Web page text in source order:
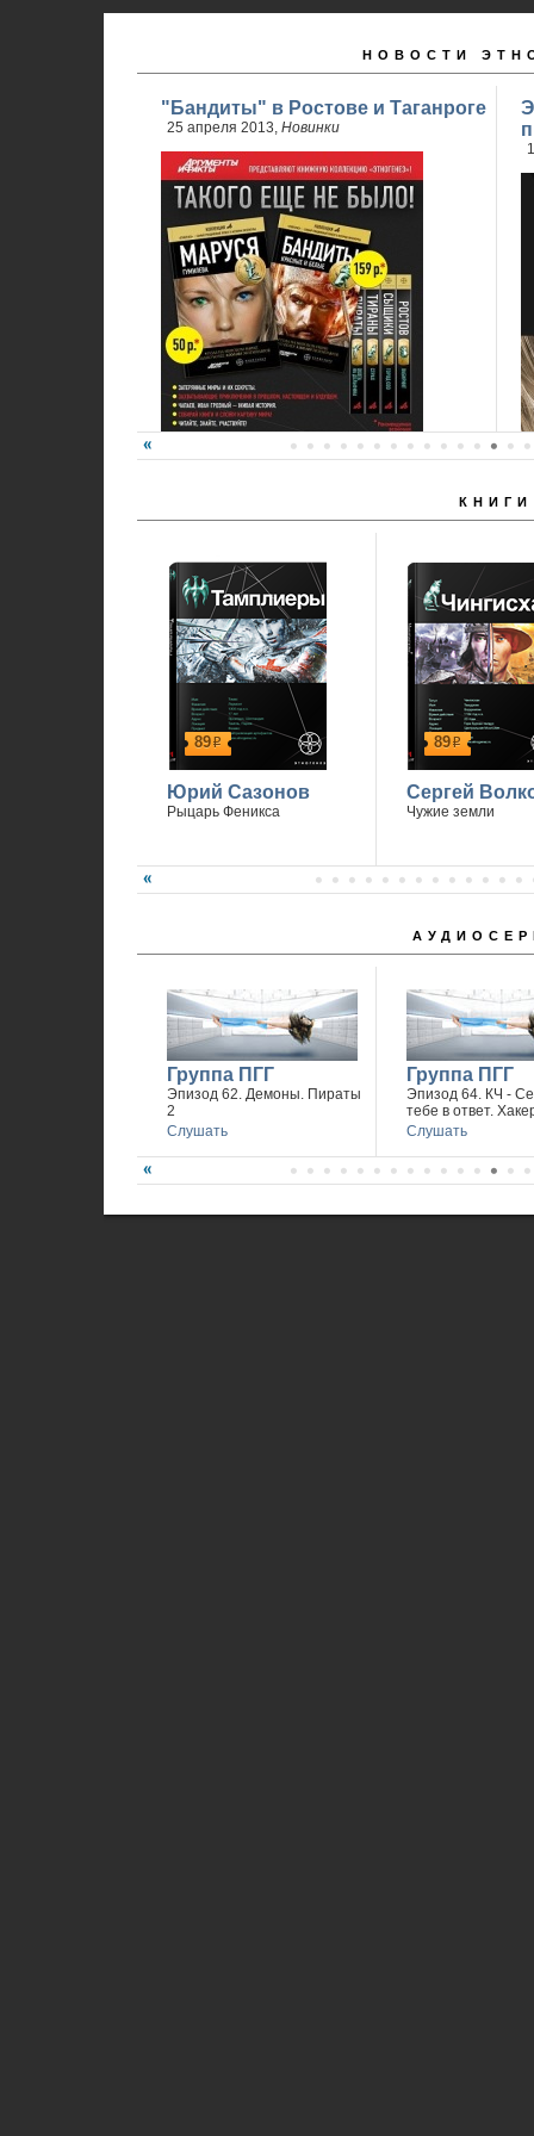
НОВОСТИ
"Бандиты" в Ростове и Таганроге
25 апреля 2013, Новинки
24 апреля стартовали продажи 2 книги
КНИГИ
89р
Юрий Сазонов
Рыцарь Феникса
89р
Сергей
Чужие земли
Группа ПГГ
Эпизод 62. Демоны. Пираты
2
Слушать
Группа ПГГ
Эпизод 64. КЧ -
тебе в ответ.
Слушать